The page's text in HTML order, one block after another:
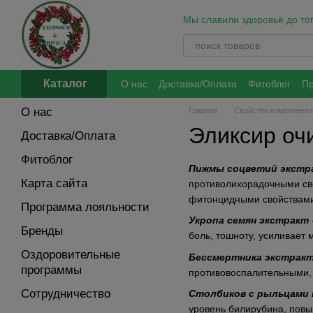
Перейти к основному контенту
Мы славили здоровье до
Каталог О нас Доставка/Оплата Фитоблог
Контакты
Обмен и возврат
Главная Свойства
Эликсир
Пижмы соцветий
противолихорадочными
фитонцидными
Укропа семян экстракт
боль, тошноту, усиливает
Бессмертника
Столбиков с рыльцами
уровень билирубина,
О нас
Доставка/Оплата
Фитоблог
Карта сайта
Программа лояльности
Бренды
Оздоровительные
программы
Сотрудничество